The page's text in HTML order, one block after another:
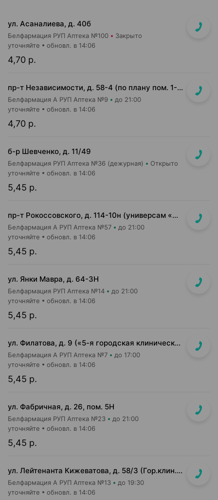
ул. Асаналиева, д. 40б
Белфармация РУП Аптека №100 Закрыто
4,70 р.
уточняйте обновл. в 14:06
пр-т Независимости, д. 58-4 (по плану пом. 1-7,9)<br>Общий вход с кофейней Варка (Varka) и ПОНПУШКА
Белфармация А РУП Аптека №9 до 21:00
4,70 р.
уточняйте обновл. в 14:06
б-р Шевченко, д. 11/49
Белфармация РУП Аптека №36 (дежурная) Открыто
5,45 р.
уточняйте обновл. в 14:06
пр-т Рокоссовского, д. 114-10н (универсам «Санта»)
Белфармация А РУП Аптека №57 до 21:00
5,45 р.
уточняйте обновл. в 14:06
ул. Янки Мавра, д. 64-3Н
Белфармация РУП Аптека №14 до 21:00
5,45 р.
уточняйте обновл. в 14:06
ул. Филатова, д. 9 («5-я городская клиническая б-ца», главный корпус)
Белфармация А РУП Аптека №7 до 17:00
5,45 р.
уточняйте обновл. в 14:06
ул. Фабричная, д. 26, пом. 5Н
Белфармация РУП Аптека №23 до 21:00
5,45 р.
уточняйте обновл. в 14:06
ул. Лейтенанта Кижеватова, д. 58/3 (Гор.клин.б-ца скорой мед.помощи)
Белфармация А РУП Аптека №13 до 19:30
уточняйте обновл. в 14:06